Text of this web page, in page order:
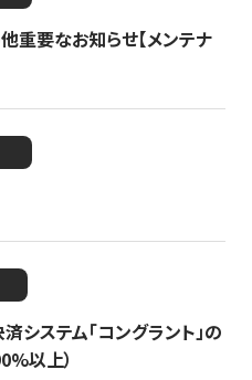
重要なお知らせ【メンテナ
システム「コングラント」の
以上）